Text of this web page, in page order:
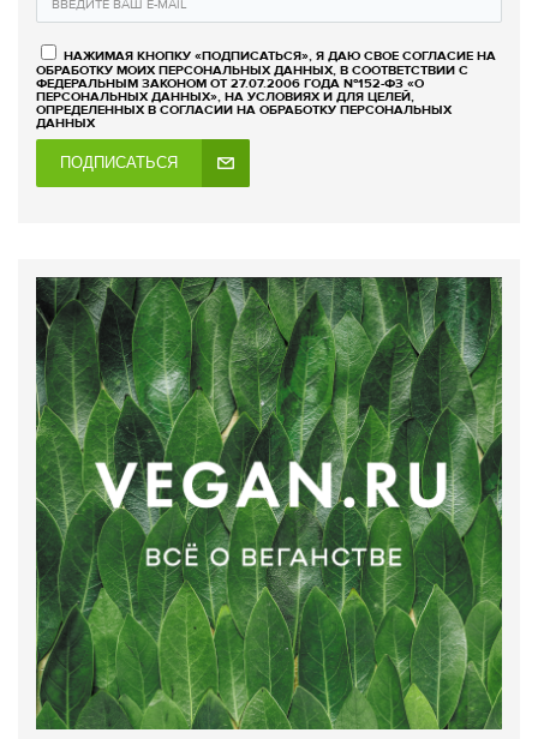
НАЖИМАЯ КНОПКУ «ПОДПИСАТЬСЯ», Я ДАЮ СВОЕ СОГЛАСИЕ НА
ОБРАБОТКУ МОИХ ПЕРСОНАЛЬНЫХ ДАННЫХ, В СООТВЕТСТВИИ С
ФЕДЕРАЛЬНЫМ ЗАКОНОМ ОТ 27.07.2006 ГОДА №152-ФЗ «О
ПЕРСОНАЛЬНЫХ ДАННЫХ», НА УСЛОВИЯХ И ДЛЯ ЦЕЛЕЙ,
ОПРЕДЕЛЕННЫХ В СОГЛАСИИ НА ОБРАБОТКУ ПЕРСОНАЛЬНЫХ
ДАННЫХ
ПОДПИСАТЬСЯ